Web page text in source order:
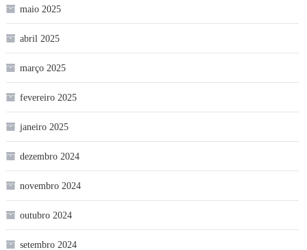
maio 2025
abril 2025
março 2025
fevereiro 2025
janeiro 2025
dezembro 2024
novembro 2024
outubro 2024
setembro 2024